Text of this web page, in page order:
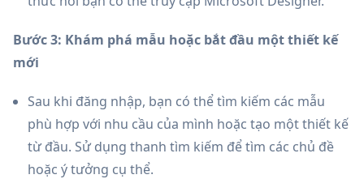
Bước 3: Khám phá mẫu hoặc bắt đầu một thiết kế
mới
Sau khi đăng nhập, bạn có thể tìm kiếm các mẫu
phù hợp với nhu cầu của mình hoặc tạo một thiết kế
từ đầu. Sử dụng thanh tìm kiếm để tìm các chủ đề
hoặc ý tưởng cụ thể.